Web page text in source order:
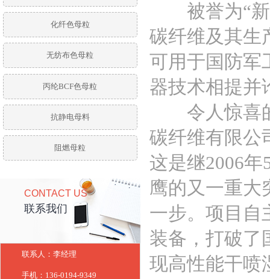
化纤色母粒
无纺布色母粒
丙纶BCF色母粒
抗静电母料
阻燃母粒
CONTACT US
联系我们
联系人：李经理
手机：136-0194-9349
被誉为“新
碳纤维及其生
可用于国防军
器技术相提并
令人惊喜的
碳纤维有限公
这是继2006
鹰的又一重大
一步。项目自
装备，打破了
现高性能干喷